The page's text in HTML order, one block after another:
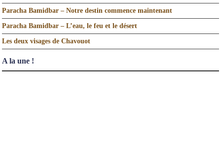
Paracha Bamidbar – Notre destin commence maintenant
Paracha Bamidbar – L’eau, le feu et le désert
Les deux visages de Chavouot
A la une !